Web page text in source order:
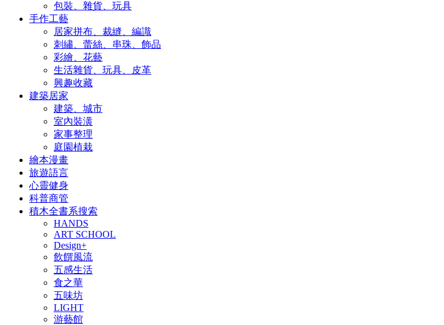
包裝、雜貨、玩具
手作工藝
居家拼布、裁縫、編識
刺繡、蕾絲、串珠、飾品
彩繪、花藝
生活雜貨、玩具、皮革
興趣收藏
建築居家
建築、城市
室內裝潢
家事整理
庭園植栽
繪本漫畫
旅遊語言
心靈健身
科普商管
積木全書系搜索
HANDS
ART SCHOOL
Design+
飲饌風流
五感生活
食之華
五味坊
LIGHT
游藝館